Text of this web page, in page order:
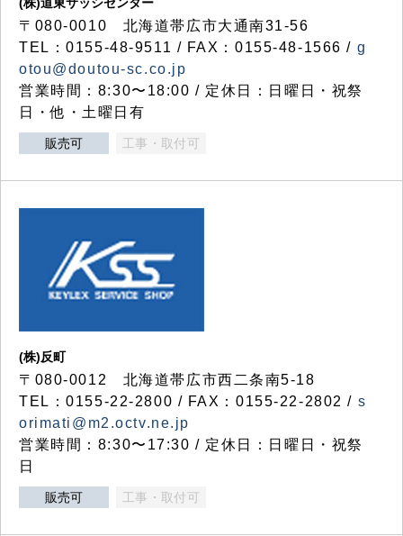
〒080-0010 北海道帯広市大通南31-56
TEL：0155-48-9511 / FAX：0155-48-1566 / g
otou@doutou-sc.co.jp
営業時間：8:30〜18:00 / 定休日：日曜日・祝祭
日・他・土曜日有
販売可 工事・取付可
(株)反町
〒080-0012 北海道帯広市西二条南5-18
TEL：0155-22-2800 / FAX：0155-22-2802 / s
orimati@m2.octv.ne.jp
営業時間：8:30〜17:30 / 定休日：日曜日・祝祭
日
販売可 工事・取付可